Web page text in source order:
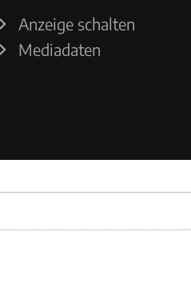
Anzeige schalten
Mediadaten